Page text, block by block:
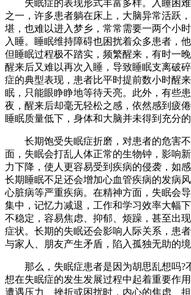
失眠症的表现形式丰富多样。入睡困难
之一，许多患者躺在床上，大脑异常活跃
堪，也难以进入梦乡，常常需要一两个小
入睡。睡眠维持障碍也困扰着众多患者，
但睡眠过程极不踏实，频繁醒来，有时一
醒来后又难以再次入睡，导致睡眠支离破
症的典型表现，患者比平时提前数小时醒
眠，只能眼睁睁地等待天亮。此外，有些
夜，醒来后却毫无轻松之感，依然感到疲
睡眠质量低下，身体和大脑并未得到充分的
长期饱受失眠症折磨，对患者的危害不
面，失眠会打乱人体正常的生物钟，影响
力下降，使人更容易受到疾病的侵袭，如感
长期睡眠不足还会增加心血管疾病的发病风
心脏病等严重疾病。在精神方面，失眠会
集中，记忆力减退，工作和学习效率大幅
不稳定，容易焦虑、抑郁、烦躁，甚至出
症状。长期的失眠还会影响人际关系，患
与家人、朋友产生矛盾，陷入孤独无助的境
那么，失眠症患者是因为胡思乱想吗?
想在失眠症的发生发展过程中起着重要作
遭遇压力、挫折或困扰时，内心的焦虑、